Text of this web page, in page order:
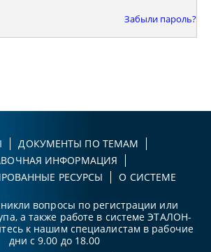
Забыли пароль?
ДОКУМЕНТЫ ПО ТЕМАМ
ИНФОРМАЦИЯ
РЕСУРСЫ
О СИСТЕМЕ
вопросы по регистрации или
а также работе в системе ЭТАЛОН-
к нашим специалистам в рабочие
дни с 9.00 до 18.00